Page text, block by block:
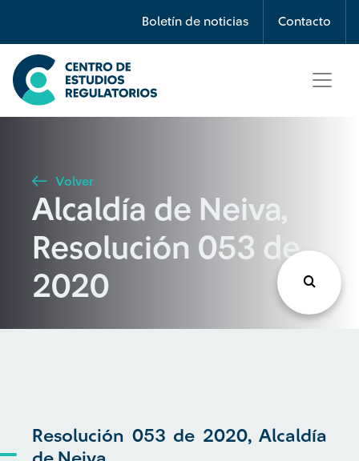
Boletín de noticias Contacto
Búsqueda
Seleccione país
Buscar
Volver
Alcaldía de Neiva,
Resolución 053 de
2020
Resolución 053 de 2020, Alcaldía